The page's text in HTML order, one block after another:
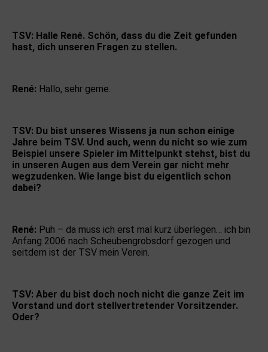
TSV: Halle René. Schön, dass du die Zeit gefunden
hast, dich unseren Fragen zu stellen.
René: Hallo, sehr gerne.
TSV: Du bist unseres Wissens ja nun schon einige
Jahre beim TSV. Und auch, wenn du nicht so wie zum
Beispiel unsere Spieler im Mittelpunkt stehst, bist du
in unseren Augen aus dem Verein gar nicht mehr
wegzudenken. Wie lange bist du eigentlich schon
dabei?
René: Puh – da muss ich erst mal kurz überlegen… ich bin
Anfang 2006 nach Scheubengrobsdorf gezogen und
seitdem ist der TSV mein Verein.
TSV: Aber du bist doch noch nicht die ganze Zeit im
Vorstand und dort stellvertretender Vorsitzender.
Oder?